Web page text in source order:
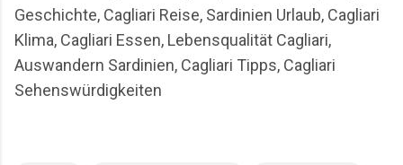
Geschichte, Cagliari Reise, Sardinien Urlaub, Cagliari
Klima, Cagliari Essen, Lebensqualität Cagliari,
Auswandern Sardinien, Cagliari Tipps, Cagliari
Sehenswürdigkeiten